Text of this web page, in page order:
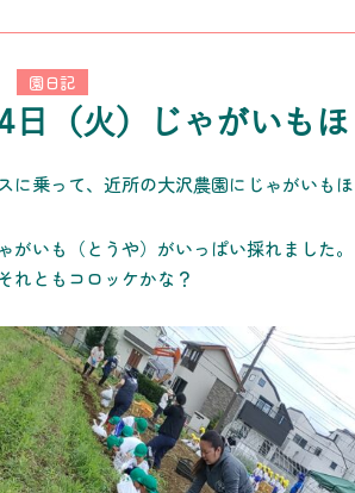
園日記
日（火）じゃがいも
に乗って、近所の大沢農園にじゃがいもほ
がいも（とうや）がいっぱい採れました
れともコロッケかな？